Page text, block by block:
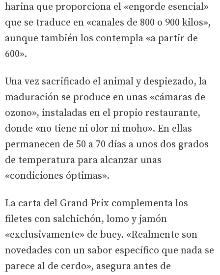
harina que proporciona el «engorde esencial»
que se traduce en «canales de 800 o 900 kilos»,
aunque también los contempla «a partir de
600».
Una vez sacrificado el animal y despiezado, la
maduración se produce en unas «cámaras de
ozono», instaladas en el propio restaurante,
donde «no tiene ni olor ni moho». En ellas
permanecen de 50 a 70 días a unos dos grados
de temperatura para alcanzar unas
«condiciones óptimas».
La carta del Grand Prix complementa los
filetes con salchichón, lomo y jamón
«exclusivamente» de buey. «Realmente son
novedades con un sabor específico que nada se
parece al de cerdo», asegura antes de